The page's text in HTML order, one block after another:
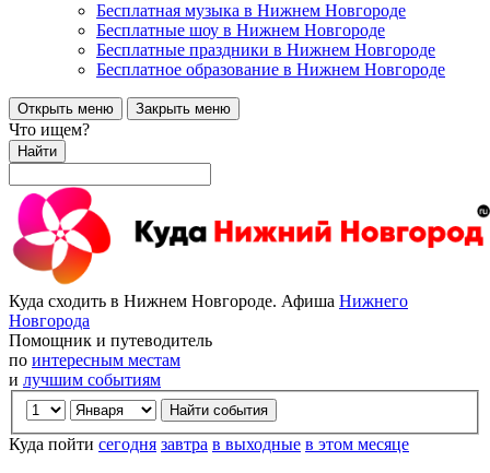
Бесплатная музыка в Нижнем Новгороде
Бесплатные шоу в Нижнем Новгороде
Бесплатные праздники в Нижнем Новгороде
Бесплатное образование в Нижнем Новгороде
Открыть меню Закрыть меню
Что ищем?
Найти
Куда сходить в Нижнем Новгороде. Афиша Нижнего
Новгорода
Помощник и путеводитель
по интересным местам
и лучшим событиям
Куда пойти сегодня завтра в выходные в этом месяце